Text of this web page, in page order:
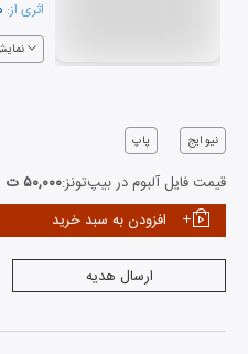
اثری از:
نیو ایج پاپ
قیمت فایل آلبوم در بیپ‌تونز:۵۰,۰۰۰ ت
افزودن به سبد خرید
ارسال هدیه